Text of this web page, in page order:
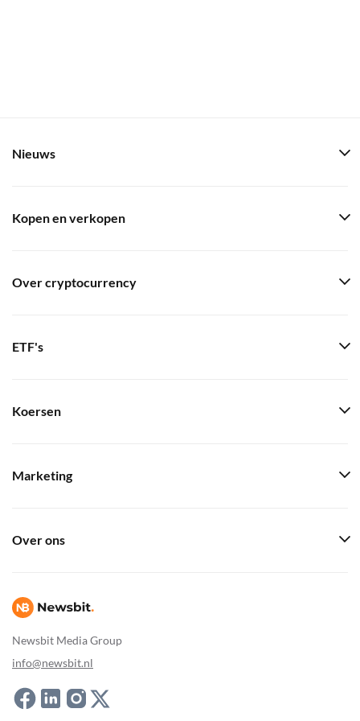
Newsbit Media Group
info@newsbit.nl
Nieuws
Kopen en verkopen
Over cryptocurrency
ETF's
Koersen
Marketing
Over ons